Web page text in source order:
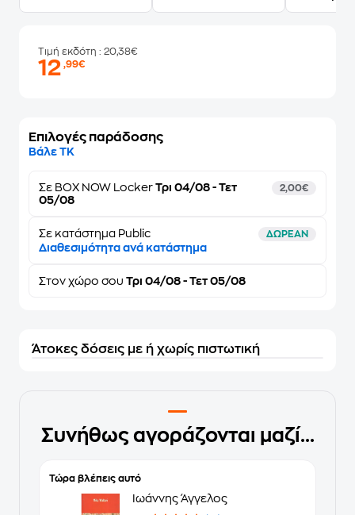
Τιμή εκδότη : 20,38€
12,99€
Επιλογές παράδοσης
Βάλε ΤΚ
Σε BOX NOW Locker Τρι 04/08 - Τετ
05/08
2,00€
Σε κατάστημα Public ΔΩΡΕΑΝ
Διαθεσιμότητα ανά κατάστημα
Στον χώρο σου Τρι 04/08 - Τετ 05/08
Άτοκες δόσεις με ή χωρίς πιστωτική
Συνήθως αγοράζονται μαζί...
Τώρα βλέπεις αυτό
Ιωάννης Άγγελος